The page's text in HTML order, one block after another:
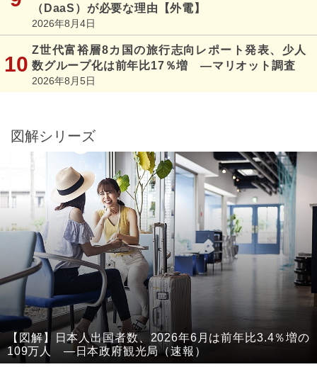
（DaaS）が必要な理由【外電】
2026年8月4日
Z世代富裕層8カ国の旅行志向レポート発表、少人
数グループ化は前年比17％増 ―マリオット調査
2026年8月5日
図解シリーズ
【図解】日本人出国者数、2026年6月は前年比3.4％増の
109万人 ―日本政府観光局（速報）